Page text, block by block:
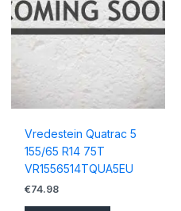
Vredestein Quatrac 5
155/65 R14 75T
VR1556514TQUA5EU
€74.98